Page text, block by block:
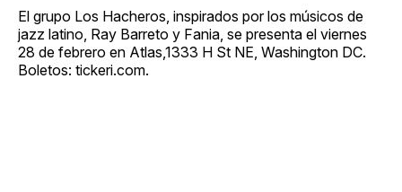
El grupo Los Hacheros, inspirados por los músicos de
jazz latino, Ray Barreto y Fania, se presenta el viernes
28 de febrero en Atlas,1333 H St NE, Washington DC.
Boletos: tickeri.com.